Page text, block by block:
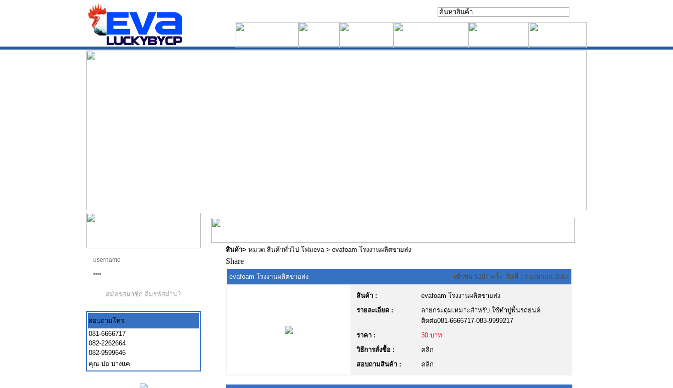
สมัครสมาชิก ลืมรหัสผ่าน?
สอบถามโทร
081-6666717
082-2262664
082-9599646
คุณ ปอ บางแค
สินค้า> หมวด สินค้าทั่วไป โฟมeva > evafoam โรงงานผลิตขายส่ง
Share
evafoam โรงงานผลิตขายส่ง เข้าชม 5187 ครั้ง วันที่ : 9 เมษายน 2557
สินค้า :
evafoam โรงงานผลิตขายส่ง
รายละเอียด :
ลายกระดุมเหมาะสำหรับ ใช้ทำปูพื้นรถยนต์
ติดต่อ081-6666717-083-9999217
ราคา :
30 บาท
วิธีการสั่งซื้อ :
คลิก
สอบถามสินค้า :
คลิก